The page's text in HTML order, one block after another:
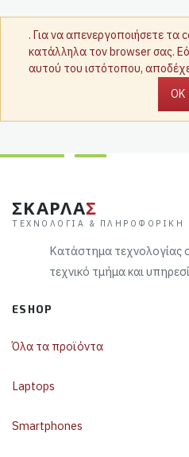
. Για να απενεργοποιήσετε τα
κατάλληλα τον browser σας.
αυτού του ιστότοπου,
OK
ΣΚΑΡΛΑΣ
ΤΕΧΝΟΛΟΓΊΑ & ΠΛΗΡΟΦΟΡΙΚΉ
Κατάστημα τεχνολογίας
τεχνικό τμήμα και
ESHOP
Όλα τα προϊόντα
Laptops
Smartphones